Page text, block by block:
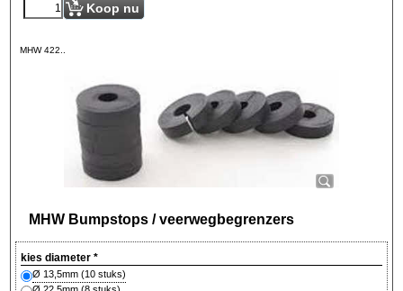
Koop nu
MHW 422..
MHW Bumpstops / veerwegbegrenzers
kies diameter *
Ø 13,5mm (10 stuks)